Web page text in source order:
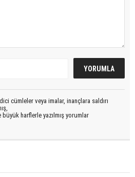
cümleler veya imalar, inançlara saldırı
harflerle yazılmış yorumlar